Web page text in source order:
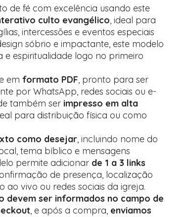
de fé com excelência usando este
culto evangélico, ideal para
intercessões e eventos especiais
sóbrio e impactante, este modelo
e espiritualidade logo no primeiro
em formato PDF, pronto para ser
por WhatsApp, redes sociais ou e-
também ser impresso em alta
para distribuição física ou como
como desejar, incluindo nome do
tema bíblico e mensagens
permite adicionar de 1 a 3 links
de presença, localização
ao vivo ou redes sociais da igreja.
devem ser informados no campo de
, e após a compra, enviamos